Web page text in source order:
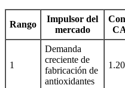
Rango
Impulsor del
mercado
1
Demanda
creciente de
fabricación de
antioxidantes
1.20